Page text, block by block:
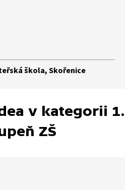
škola, Skořenice
v kategorii 1.
ZŠ